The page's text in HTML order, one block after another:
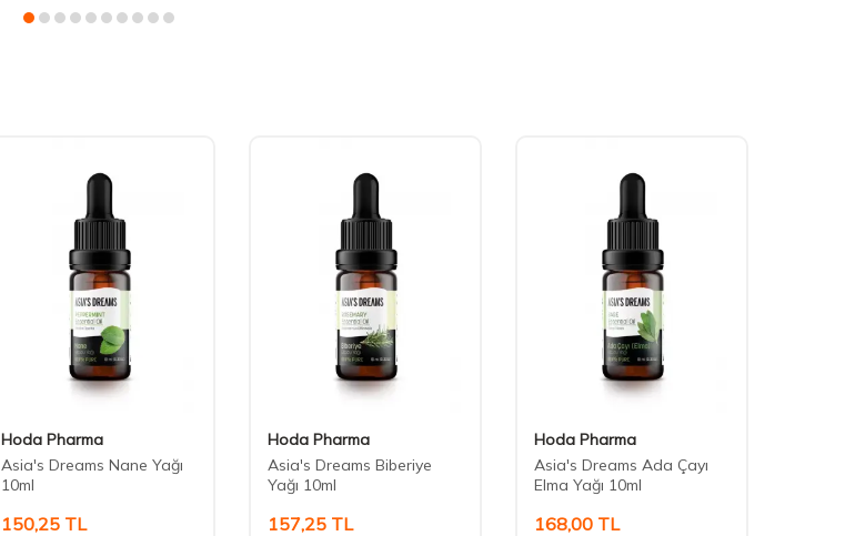
Hoda Pharma
Asia's Dreams Nane Yağı
10ml
150,25 TL
Hoda Pharma
Asia's Dreams Biberiye
Yağı 10ml
157,25 TL
Hoda Pharma
Asia's Dreams Ada Çayı
Elma Yağı 10ml
168,00 TL